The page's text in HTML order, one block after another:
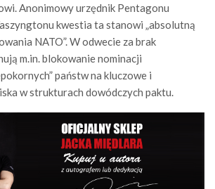
Anonimowy urzędnik Pentagonu
kwestia ta stanowi „absolutną
NATO”. W odwecie za brak
m.in. blokowanie nominacji
państw na kluczowe i
w strukturach dowódczych paktu.